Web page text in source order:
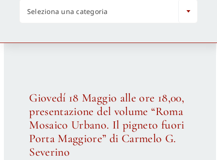
CONSIP / MEPA / ANVUR / CINECA
Proposte di pubblicazione
Gangemi Editore
Giovedí 18 Maggio alle ore 18,00,
presentazione del volume “Roma
Mosaico Urbano. Il pigneto fuori
Porta Maggiore” di Carmelo G.
Severino
Seleziona una categoria